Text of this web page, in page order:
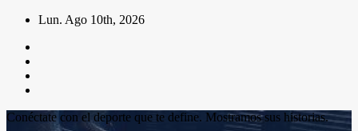
Saltar
contenido
Lun. Ago 10th, 2026
Conéctate con el deporte que te define. Mostramos sus historias.